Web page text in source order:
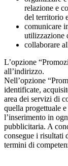
relazione e
del territorio
comunicare
utilizzazione
collaborare
L’opzione
all’indirizzo.
Nell’opzione
identificate,
area dei servizi di
quella progettuale
l’inserimento in
pubblicitaria. A
consegue i risultati
termini di